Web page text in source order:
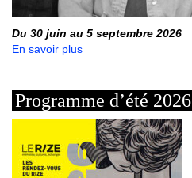
Du 30 juin au 5 septembre 2026
En savoir plus
Programme d’été 2026